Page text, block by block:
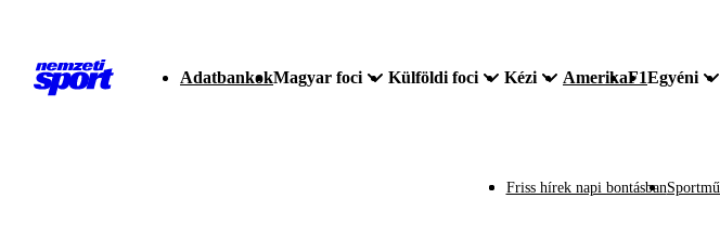
AdatbankokMagyar foci Külföldi foci Kézi AmerikaF1Egyéni
Friss hírek napi bontásban